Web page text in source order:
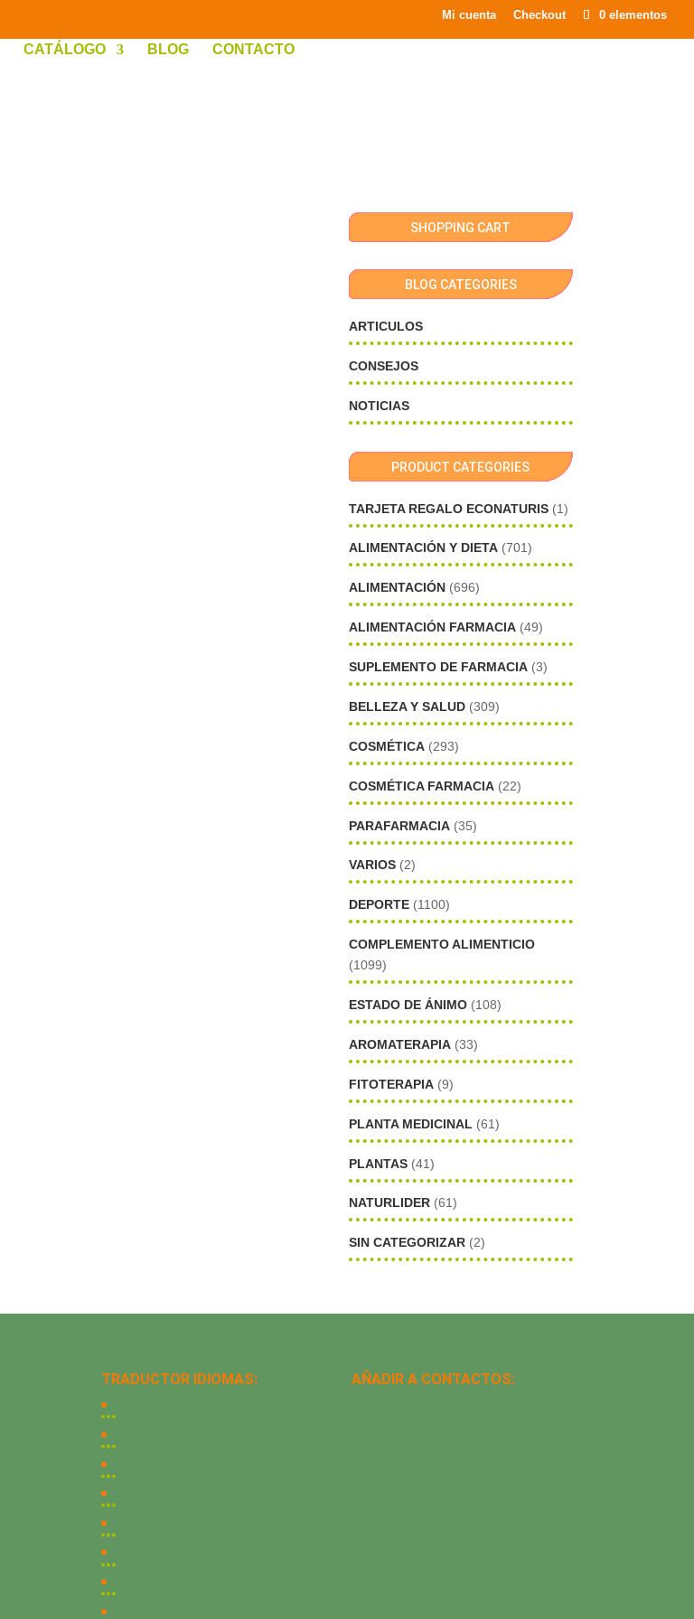
Mi cuenta Checkout 0 elementos
CATÁLOGO BLOG CONTACTO
SHOPPING CART
BLOG CATEGORIES
ARTICULOS
CONSEJOS
NOTICIAS
PRODUCT CATEGORIES
TARJETA REGALO ECONATURIS (1)
ALIMENTACIÓN Y DIETA (701)
ALIMENTACIÓN (696)
ALIMENTACIÓN FARMACIA (49)
SUPLEMENTO DE FARMACIA (3)
BELLEZA Y SALUD (309)
COSMÉTICA (293)
COSMÉTICA FARMACIA (22)
PARAFARMACIA (35)
VARIOS (2)
DEPORTE (1100)
COMPLEMENTO ALIMENTICIO
(1099)
ESTADO DE ÁNIMO (108)
AROMATERAPIA (33)
FITOTERAPIA (9)
PLANTA MEDICINAL (61)
PLANTAS (41)
NATURLIDER (61)
SIN CATEGORIZAR (2)
TRADUCTOR IDIOMAS: AÑADIR A CONTACTOS: